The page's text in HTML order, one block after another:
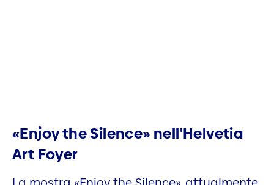
«Enjoy the Silence» nell'Helvetia
Art Foyer